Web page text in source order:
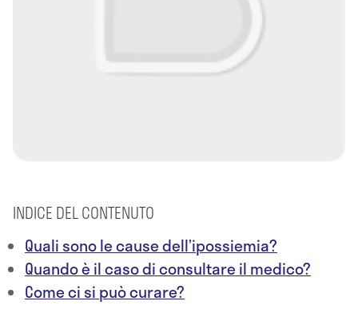
INDICE DEL CONTENUTO
Quali sono le cause dell’ipossiemia?
Quando è il caso di consultare il medico?
Come ci si può curare?